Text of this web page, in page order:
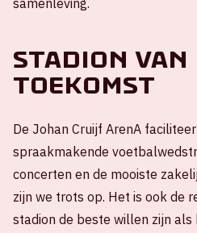
samenleving.
Stadion van
toekomst
De Johan Cruijf ArenA
spraakmakende
concerten en de mooiste
zijn we trots op. Het is ook de
stadion de beste willen zijn als